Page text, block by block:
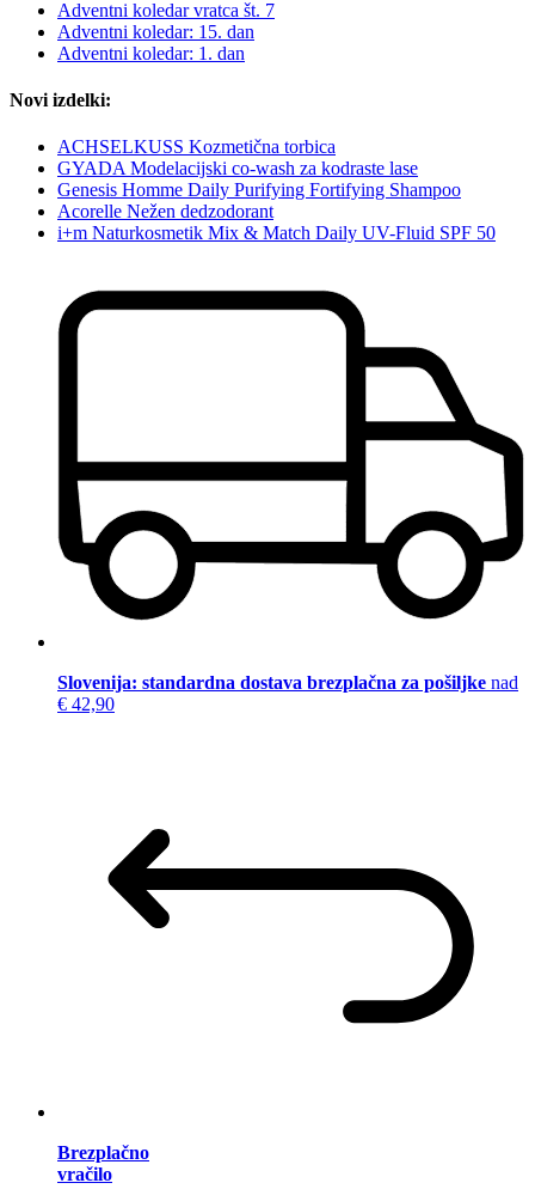
Adventni koledar vratca št. 7
Adventni koledar: 15. dan
Adventni koledar: 1. dan
Novi izdelki:
ACHSELKUSS Kozmetična torbica
GYADA Modelacijski co-wash za kodraste lase
Genesis Homme Daily Purifying Fortifying Shampoo
Acorelle Nežen dedzodorant
i+m Naturkosmetik Mix & Match Daily UV-Fluid SPF 50
Slovenija: standardna dostava brezplačna za pošiljke nad
€ 42,90
Brezplačno
vračilo